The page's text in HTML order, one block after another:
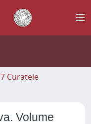
7 Curatele
Volume